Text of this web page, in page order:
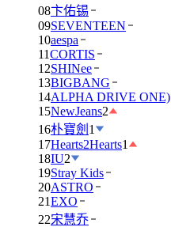
08卞佑锡
09SEVENTEEN
10aespa
11CORTIS
12SHINee
13BIGBANG
14ALPHA DRIVE ONE)
15NewJeans2
16朴寶劍 1
17Hearts2Hearts1
18IU2
19Stray Kids
20ASTRO
21EXO
22宋慧乔